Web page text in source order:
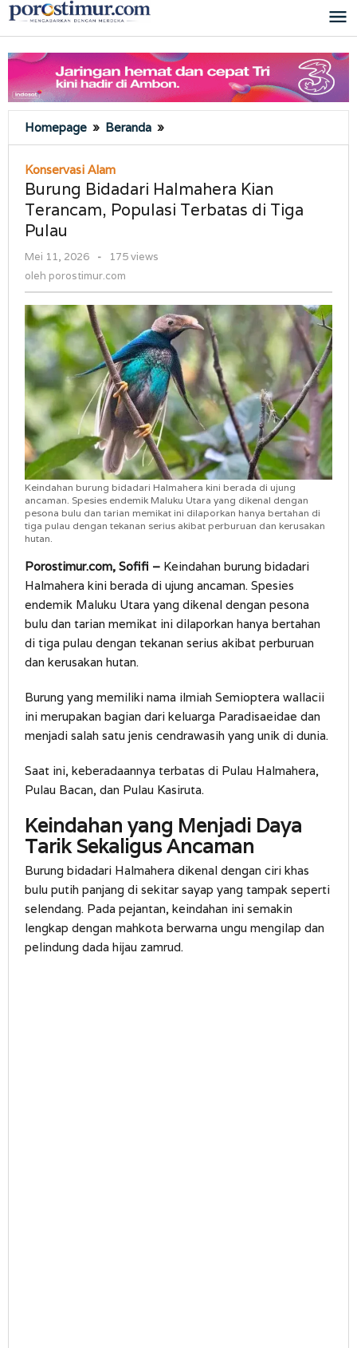
Lewati
ke
Homepage » Beranda »
Bidadari
Kian
Terancam,
Populasi
Konservasi Alam
Burung Bidadari Halmahera Kian
Terancam, Populasi Terbatas di Tiga
Pulau
Mei 11, 2026
oleh
-
175 views
oleh porostimur.com
Keindahan burung bidadari Halmahera kini berada di ujung
ancaman. Spesies endemik Maluku Utara yang dikenal dengan
pesona bulu dan tarian memikat ini dilaporkan hanya bertahan di
tiga pulau dengan tekanan serius akibat perburuan dan kerusakan
hutan.
Porostimur.com, Sofifi – Keindahan burung bidadari
Halmahera kini berada di ujung ancaman. Spesies
endemik Maluku Utara yang dikenal dengan pesona
bulu dan tarian memikat ini dilaporkan hanya bertahan
di tiga pulau dengan tekanan serius akibat perburuan
dan kerusakan hutan.
Burung yang memiliki nama ilmiah Semioptera wallacii
ini merupakan bagian dari keluarga Paradisaeidae dan
menjadi salah satu jenis cendrawasih yang unik di dunia.
Saat ini, keberadaannya terbatas di Pulau Halmahera,
Pulau Bacan, dan Pulau Kasiruta.
Keindahan yang Menjadi Daya
Tarik Sekaligus Ancaman
Burung bidadari Halmahera dikenal dengan ciri khas
bulu putih panjang di sekitar sayap yang tampak seperti
selendang. Pada pejantan, keindahan ini semakin
lengkap dengan mahkota berwarna ungu mengilap dan
pelindung dada hijau zamrud.